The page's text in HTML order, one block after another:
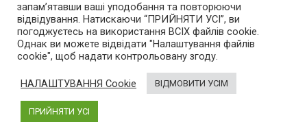
Підпишись на AutoGeek!
facebooktwitter instagramyoutube tumblr linkedin
запам’ятавши ваші уподобання та повторюючи
відвідування. Натискаючи “ПРИЙНЯТИ УСІ”, ви
погоджуєтесь на використання ВСІХ файлів cookie.
Однак ви можете відвідати "Налаштування файлів
cookie", щоб надати контрольовану згоду.
НАЛАШТУВАННЯ Cookie ВІДМОВИТИ УСІМ
ПРИЙНЯТИ УСІ